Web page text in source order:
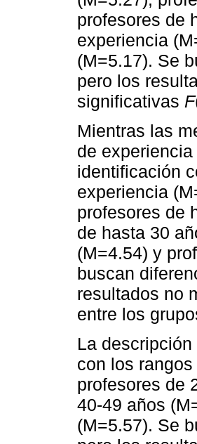
profesores de
experiencia
(M=5.17). Se
pero los
significativas F
Mientras las
de
identificación
experiencia
profesores de
de hasta 30
(M=4.54) y
buscan
resultados no
entre los
La
con los
profesores de
40-49 años
(M=5.57). Se